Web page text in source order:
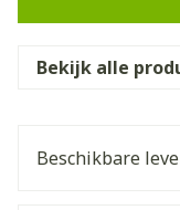
Bekijk alle
Beschikbare